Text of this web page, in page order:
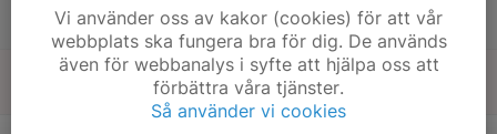
Vi använder oss av kakor (cookies) för att vår
webbplats ska fungera bra för dig. De används
även för webbanalys i syfte att hjälpa oss att
förbättra våra tjänster.
Så använder vi cookies